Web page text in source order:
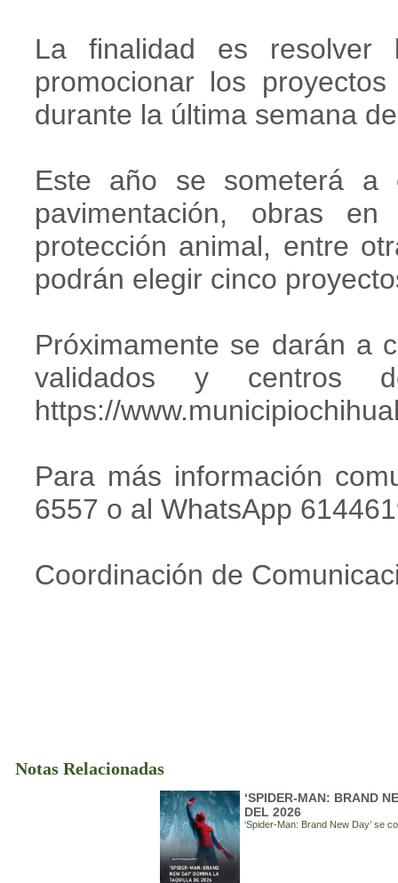
La finalidad es resolver
promocionar los
durante la última semana
Este año se someterá a
pavimentación, obras
protección animal, entre
podrán elegir cinco
Próximamente se darán a
validados y centros
https://
Para más información
6557 o al WhatsApp
Coordinación de
Notas Relacionadas
‘SPIDER-MAN: BRAND
DEL 2026
‘Spider-Man: Brand New Day’ se